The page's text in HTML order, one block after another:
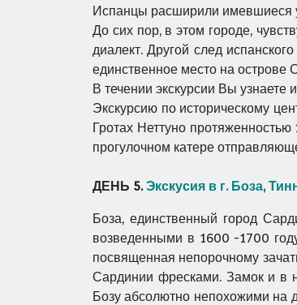
Испанцы расширили имевшиеся
До сих пор, в этом городе,
диалект. Другой след
единственное место на острове
В течении экскурсии Вы
Экскурсию по историческому
Гротах Неттуно
прогулочном катере
ДЕНЬ 5.Экскусия в г. Боза,
Боза, единственный город
возведенными в 1600 -1700
посвященная непорочному
Сардинии фресками. Замок и в
Бозу абсолютно непохожими на